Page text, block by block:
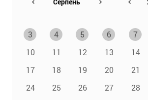
3
4 5 6 7
10
11 12 13 14
17
18 19 20 21
24
25 26 27 28